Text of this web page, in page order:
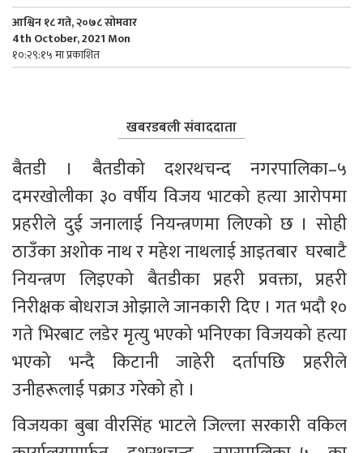
आश्विन १८ गते, २०७८ सोमवार
4th October, 2021 Mon
१०:२९:१५ मा प्रकाशित
खबरडबली संवाददाता
बैतडी । बैतडीको दशरथचन्द नगरपालिका–५
दमरखोलीका ३० वर्षीय विजय भाटको हत्या आरोपमा
प्रहरीले दुई जनालाई नियन्त्रणमा लिएको छ । सोही
ठाउँका अशोक नाथ र महेश नाथलाई आइतबार  घरबाटै
नियन्त्रण लिइएको बैतडीका प्रहरी प्रवक्ता, प्रहरी
निरीक्षक बोधराज ओझाले जानकारी दिए । गत भदौ १०
गते भिरबाट लडेर मृत्यु भएको भनिएका विजयको हत्या
भएको भन्दै किटानी जाहेरी दर्तापछि प्रहरीले
उनीहरूलाई पक्राउ गरेको हो ।
विजयका बुबा वीरसिंह भाटले जिल्ला सरकारी वकिल